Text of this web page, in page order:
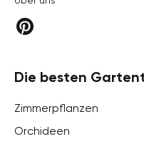
Die besten
Zimmerpflanzen
Orchideen